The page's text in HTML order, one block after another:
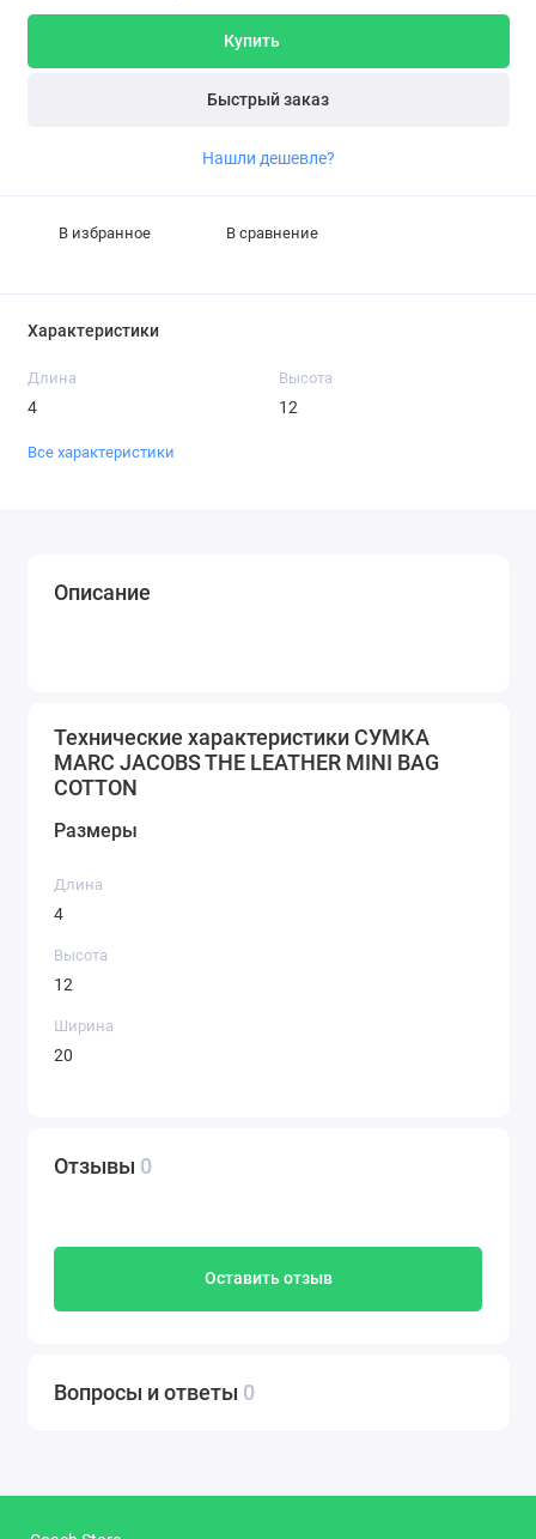
Купить
Быстрый заказ
Нашли дешевле?
В избранное В сравнение
Характеристики
Длина
4
Высота
12
Все характеристики
Описание
Технические характеристики СУМКА
MARC JACOBS THE LEATHER MINI BAG
COTTON
Размеры
Длина
4
Высота
12
Ширина
20
Отзывы 0
Оставить отзыв
Вопросы и ответы 0